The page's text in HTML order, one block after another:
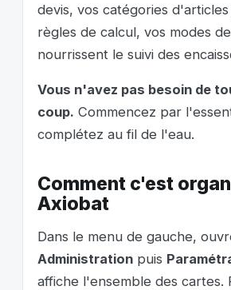
devis, vos catégories
règles de calcul, vos modes
nourrissent le suivi des
Vous n'avez pas besoin de
coup. Commencez par
complétez au fil de l'eau.
Comment c'est
Axiobat
Dans le menu de gauche,
Administration puis
affiche l'ensemble des cartes.